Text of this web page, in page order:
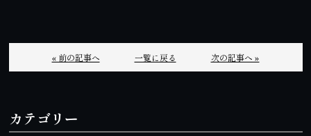
« 前の記事へ 一覧に戻る 次の記事へ »
カテゴリー